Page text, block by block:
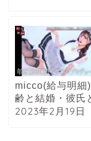
micco(給与明細
齢と結婚・彼氏
2023年2月19日